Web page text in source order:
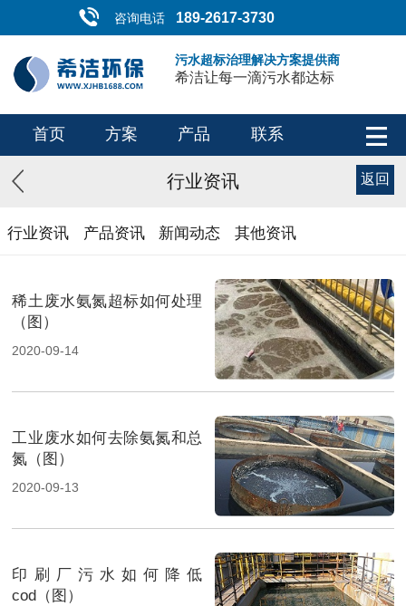
咨询电话 189-2617-3730
污水超标治理解决方案提供商
希洁让每一滴污水都达标
首页 方案 产品 联系
行业资讯 返回
行业资讯 产品资讯 新闻动态 其他资讯
稀土废水氨氮超标如何处理
（图）
2020-09-14
工业废水如何去除氨氮和总
氮（图）
2020-09-13
印刷厂污水如何降低
cod（图）